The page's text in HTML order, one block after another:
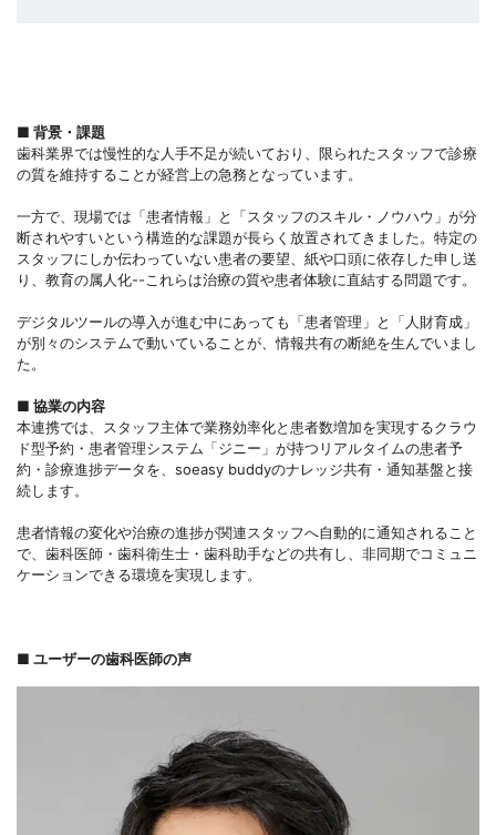
■ 背景・課題
歯科業界では慢性的な人手不足が続いており、限られたスタッフで診療
の質を維持することが経営上の急務となっています。
一方で、現場では「患者情報」と「スタッフのスキル・ノウハウ」が分
断されやすいという構造的な課題が長らく放置されてきました。特定の
スタッフにしか伝わっていない患者の要望、紙や口頭に依存した申し送
り、教育の属人化--これらは治療の質や患者体験に直結する問題です。
デジタルツールの導入が進む中にあっても「患者管理」と「人財育成」
が別々のシステムで動いていることが、情報共有の断絶を生んでいまし
た。
■ 協業の内容
本連携では、スタッフ主体で業務効率化と患者数増加を実現するクラウ
ド型予約・患者管理システム「ジニー」が持つリアルタイムの患者予
約・診療進捗データを、soeasy buddyのナレッジ共有・通知基盤と接
続します。
患者情報の変化や治療の進捗が関連スタッフへ自動的に通知されること
で、歯科医師・歯科衛生士・歯科助手などの共有し、非同期でコミュニ
ケーションできる環境を実現します。
■ ユーザーの歯科医師の声